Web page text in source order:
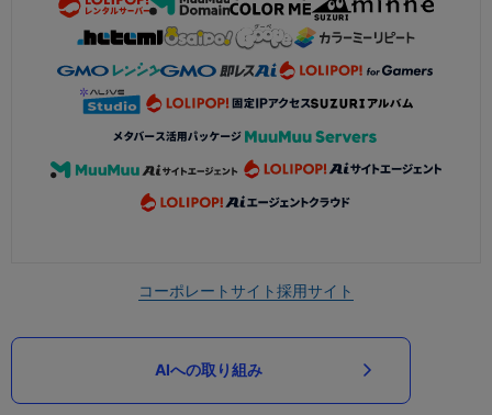
コーポレートサイト採用サイト
AIへの取り組み